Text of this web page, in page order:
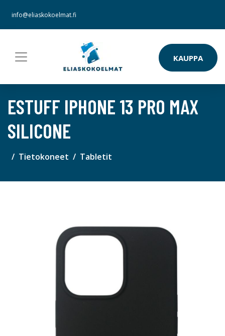
info@eliaskokoelmat.fi
KAUPPA
ESTUFF IPHONE 13 PRO MAX
SILICONE
Tietokoneet Tabletit